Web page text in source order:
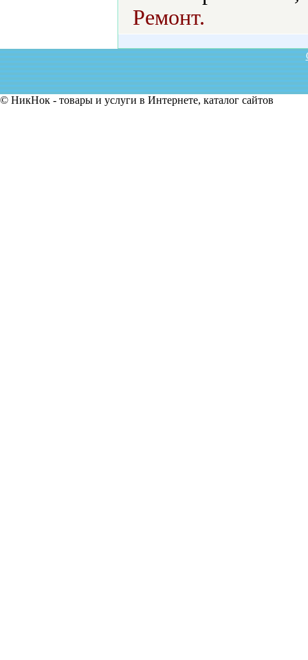
Ремонт.
© НикНок - товары и услуги в Интернете, каталог сайтов